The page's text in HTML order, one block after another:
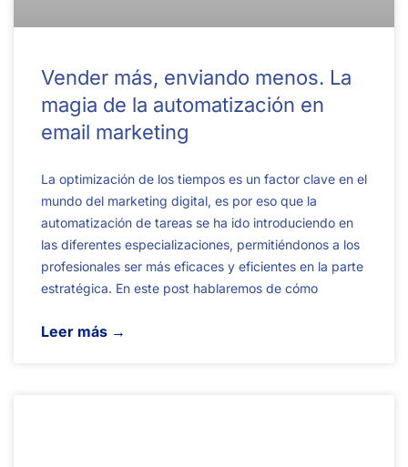
Vender más, enviando menos. La
magia de la automatización en
email marketing
La optimización de los tiempos es un factor clave en el
mundo del marketing digital, es por eso que la
automatización de tareas se ha ido introduciendo en
las diferentes especializaciones, permitiéndonos a los
profesionales ser más eficaces y eficientes en la parte
estratégica. En este post hablaremos de cómo
Leer más →